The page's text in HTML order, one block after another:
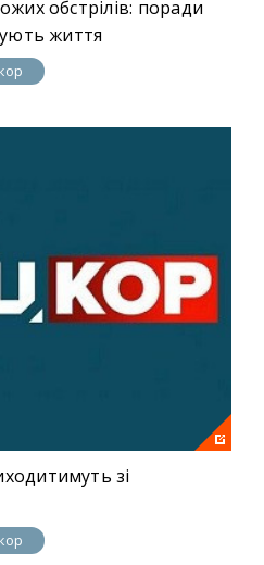
обстрілів: поради
життя
зі